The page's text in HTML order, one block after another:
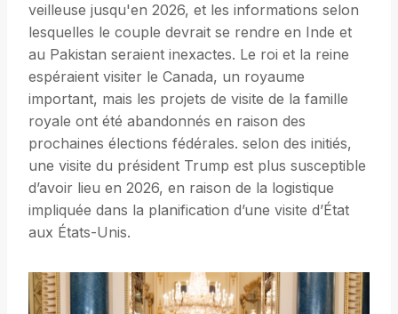
veilleuse jusqu'en 2026, et les informations selon
lesquelles le couple devrait se rendre en Inde et
au Pakistan seraient inexactes. Le roi et la reine
espéraient visiter le Canada, un royaume
important, mais les projets de visite de la famille
royale ont été abandonnés en raison des
prochaines élections fédérales. selon des initiés,
une visite du président Trump est plus susceptible
d’avoir lieu en 2026, en raison de la logistique
impliquée dans la planification d’une visite d’État
aux États-Unis.